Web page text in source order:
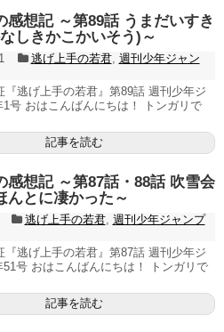
感想記 ～第89話 うまだいすき
しきかこかいそう)～
逃げ上手の若君, 週刊少年ジャン
『逃げ上手の若君』第89話 週刊少年ジ
1号 おはこんばんにちは！ トンガリで
記事を読む
感想記 ～第87話・88話 吹雪会
んとに凄かった～
逃げ上手の若君, 週刊少年ジャンプ
『逃げ上手の若君』第87話 週刊少年ジ
51号 おはこんばんにちは！ トンガリで
記事を読む